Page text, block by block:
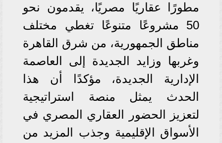
مطورًا عقاريًا مصريًا، يقدمون نحو
50 مشروعًا متنوعًا تغطي مختلف
مناطق الجمهورية، من شرق القاهرة
وغربها وزايد الجديدة إلى العاصمة
الإدارية الجديدة، مؤكدًا أن هذا
الحدث يمثل منصة استراتيجية
لتعزيز الحضور العقاري المصري في
الأسواق الإقليمية وجذب المزيد من